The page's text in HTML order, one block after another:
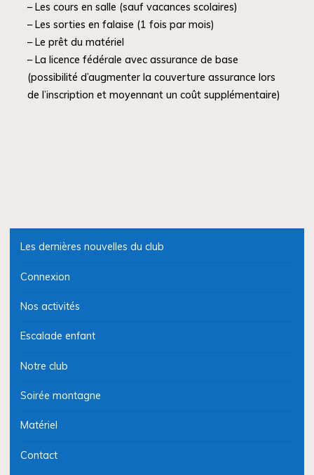
– Les cours en salle (sauf vacances scolaires)
– Les sorties en falaise (1 fois par mois)
– Le prêt du matériel
– La licence fédérale avec assurance de base
(possibilité d’augmenter la couverture assurance lors
de l’inscription et moyennant un coût supplémentaire)
Les dernières nouvelles du club
Connexion
Nos activités
Escalade enfant
Notre club
Soirée montagne
Matériel
Contact